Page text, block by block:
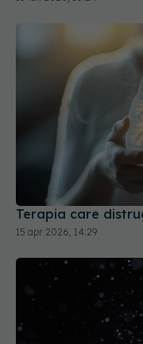
Terapia care
15 apr 2026, 14:29